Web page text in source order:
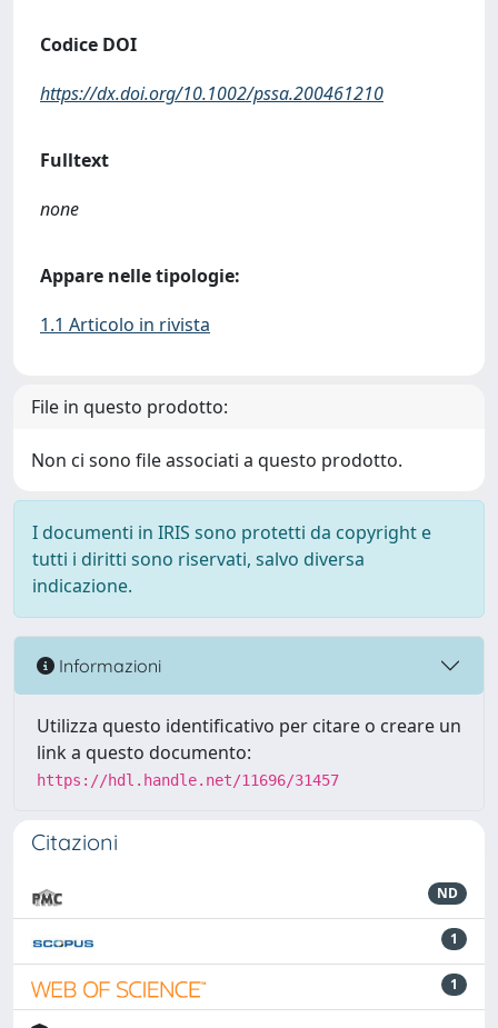
Codice DOI
https://dx.doi.org/10.1002/pssa.200461210
Fulltext
none
Appare nelle tipologie:
1.1 Articolo in rivista
File in questo prodotto:
Non ci sono file associati a questo prodotto.
I documenti in IRIS sono protetti da copyright e
tutti i diritti sono riservati, salvo diversa
indicazione.
Informazioni
Utilizza questo identificativo per citare o creare un
link a questo documento:
https://hdl.handle.net/11696/31457
Citazioni
ND
1
1